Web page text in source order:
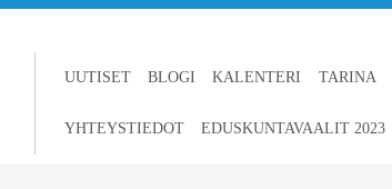
UUTISET BLOGI KALENTERI TARINA
YHTEYSTIEDOT EDUSKUNTAVAALIT 2023